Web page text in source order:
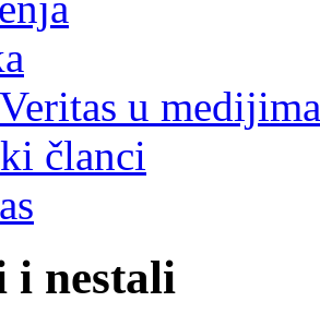
u medijima
članci
i nestali